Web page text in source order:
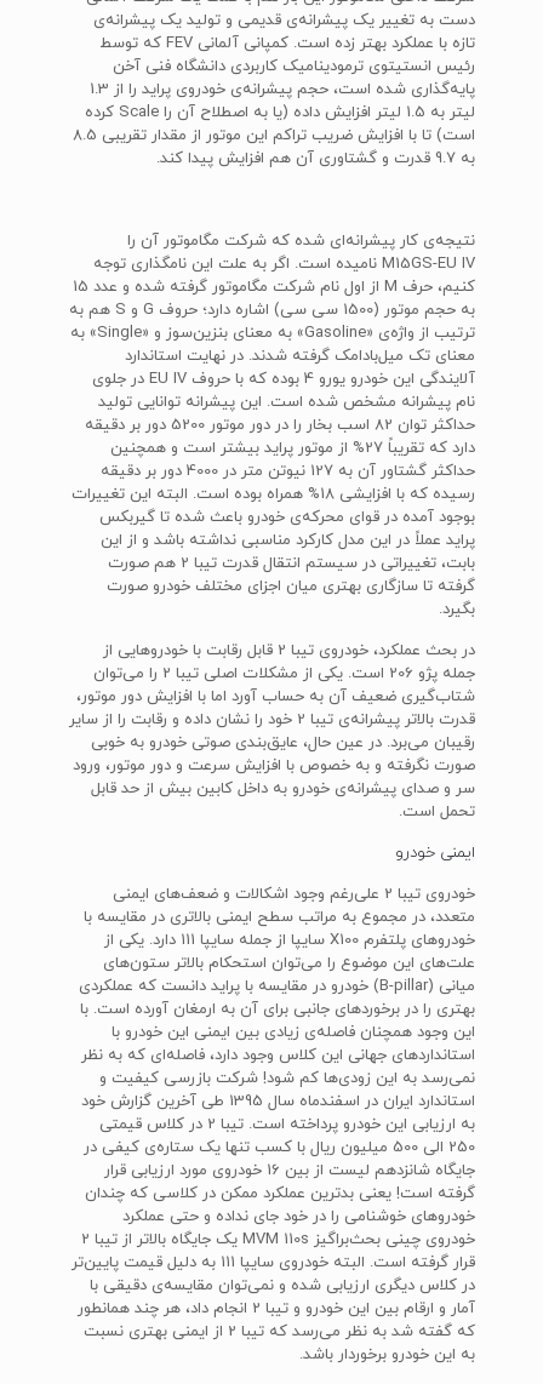
دست به تغییر یک پیشرانه‌ی قدیمی و تولید یک پیشرانه‌ی
تازه با عملکرد بهتر زده است. کمپانی آلمانی FEV که توسط
رئیس انستیتوی ترمودینامیک کاربردی دانشگاه فنی آخن
پایه‌گذاری شده است، حجم پیشرانه‌ی خودروی پراید را از 1.3
لیتر به 1.5 لیتر افزایش داده (یا به اصطلاح آن را Scale کرده
است) تا با افزایش ضریب تراکم این موتور از مقدار تقریبی 8.5
به 9.7 قدرت و گشتاوری آن هم افزایش پیدا کند.
نتیجه‌ی کار پیشرانه‌ای شده که شرکت مگاموتور آن را
M15GS-EU IV نامیده است. اگر به علت این نامگذاری توجه
کنیم، حرف M از اول نام شرکت مگاموتور گرفته شده و عدد 15
به حجم موتور (1500 سی سی) اشاره دارد؛ حروف G و S هم به
ترتیب از واژه‌ی «Gasoline» به معنای بنزین‌سوز و «Single» به
معنای تک میل‌بادامک گرفته شدند. در نهایت استاندارد
آلایندگی این خودرو یورو 4 بوده که با حروف EU IV در جلوی
نام پیشرانه مشخص شده است. این پیشرانه توانایی تولید
حداکثر توان 82 اسب بخار را در دور موتور 5200 دور بر دقیقه
دارد که تقریباً 27% از موتور پراید بیشتر است و همچنین
حداکثر گشتاور آن به 127 نیوتن متر در 4000 دور بر دقیقه
رسیده که با افزایشی 18% همراه بوده است. البته این تغییرات
بوجود آمده در قوای محرکه‌ی خودرو باعث شده تا گیربکس
پراید عملاً در این مدل کارکرد مناسبی نداشته باشد و از این
بابت، تغییراتی در سیستم انتقال قدرت تیبا 2 هم صورت
گرفته تا سازگاری بهتری میان اجزای مختلف خودرو صورت
بگیرد.
در بحث عملکرد، خودروی تیبا 2 قابل رقابت با خودروهایی از
جمله پژو 206 است. یکی از مشکلات اصلی تیبا 2 را می‌توان
شتاب‌گیری ضعیف آن به حساب آورد اما با افزایش دور موتور،
قدرت بالاتر پیشرانه‌ی تیبا 2 خود را نشان داده و رقابت را از سایر
رقیبان می‌برد. در عین حال، عایق‌بندی صوتی خودرو به خوبی
صورت نگرفته و به خصوص با افزایش سرعت و دور موتور، ورود
سر و صدای پیشرانه‌ی خودرو به داخل کابین بیش از حد قابل
تحمل است.
ایمنی خودرو
خودروی تیبا 2 علی‌رغم وجود اشکالات و ضعف‌های ایمنی
متعدد، در مجموع به مراتب سطح ایمنی بالاتری در مقایسه با
خودروهای پلتفرم X100 سایپا از جمله سایپا 111 دارد. یکی از
علت‌های این موضوع را می‌توان استحکام بالاتر ستون‌های
میانی (B-pillar) خودرو در مقایسه با پراید دانست که عملکردی
بهتری را در برخوردهای جانبی برای آن به ارمغان آورده است. با
این وجود همچنان فاصله‌ی زیادی بین ایمنی این خودرو با
استانداردهای جهانی این کلاس وجود دارد، فاصله‌ای که به نظر
نمی‌رسد به این زودی‌ها کم شود! شرکت بازرسی کیفیت و
استاندارد ایران در اسفندماه سال 1395 طی آخرین گزارش خود
به ارزیابی این خودرو پرداخته است. تیبا 2 در کلاس قیمتی
250 الی 500 میلیون ریال با کسب تنها یک ستاره‌ی کیفی در
جایگاه شانزدهم لیست از بین 16 خودروی مورد ارزیابی قرار
گرفته است! یعنی بدترین عملکرد ممکن در کلاسی که چندان
خودروهای خوشنامی را در خود جای نداده و حتی عملکرد
خودروی چینی بحث‌براگیز MVM 110s یک جایگاه بالاتر از تیبا 2
قرار گرفته است. البته خودروی سایپا 111 به دلیل قیمت پایین‌تر
در کلاس دیگری ارزیابی شده و نمی‌توان مقایسه‌ی دقیقی با
آمار و ارقام بین این خودرو و تیبا 2 انجام داد، هر چند همانطور
که گفته شد به نظر می‌رسد که تیبا 2 از ایمنی بهتری نسبت
به این خودرو برخوردار باشد.